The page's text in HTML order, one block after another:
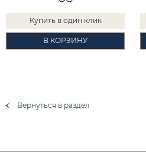
Купить в один клик
В КОРЗИНУ
Вернуться в раздел